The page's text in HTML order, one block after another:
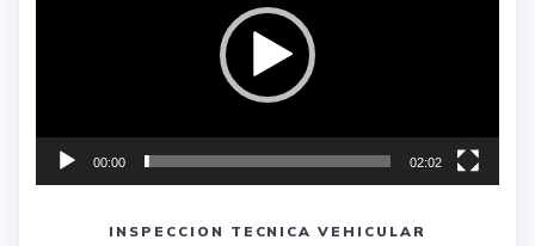
00:00 02:02
INSPECCION TECNICA VEHICULAR